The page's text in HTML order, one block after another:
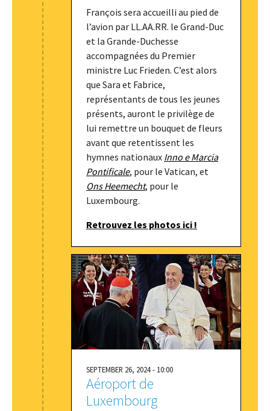
François sera accueilli au pied de
l’avion par LL.AA.RR. le Grand-Duc
et la Grande-Duchesse
accompagnées du Premier
ministre Luc Frieden. C’est alors
que Sara et Fabrice,
représentants de tous les jeunes
présents, auront le privilège de
lui remettre un bouquet de fleurs
avant que retentissent les
hymnes nationaux Inno e Marcia
Pontificale, pour le Vatican, et
Ons Heemecht, pour le
Luxembourg.
Retrouvez les photos ici !
SEPTEMBER 26, 2024 - 10:00
Aéroport de
Luxembourg